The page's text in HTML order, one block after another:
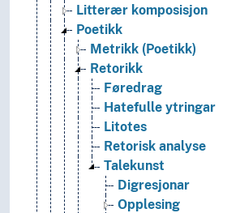
Litterær komposisjon
Poetikk
Metrikk (Poetikk)
Retorikk
Føredrag
Hatefulle ytringar
Litotes
Retorisk analyse
Talekunst
Digresjonar
Opplesing